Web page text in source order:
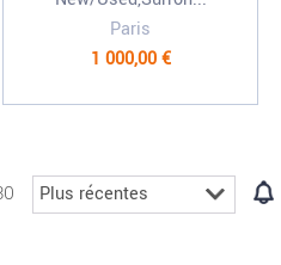
Paris
1 000,00 €